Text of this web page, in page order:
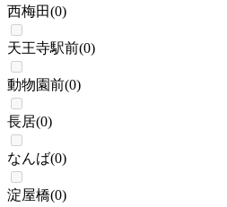
西梅田(0)
天王寺駅前(0)
動物園前(0)
長居(0)
なんば(0)
淀屋橋(0)